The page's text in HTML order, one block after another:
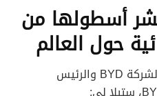
أسطولها من
حول العالم
قالت نائب الرئيس التنفيذي لشركة BYD والرئيس